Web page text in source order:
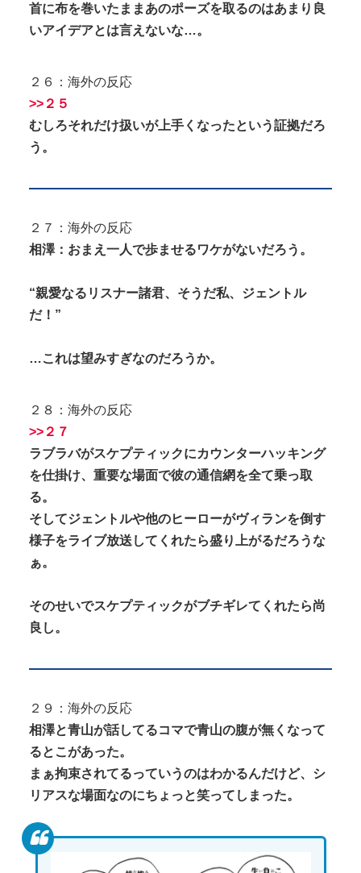
首に布を巻いたままあのポーズを取るのはあまり良
いアイデアとは言えないな…。
２６：海外の反応
>>２５
むしろそれだけ扱いが上手くなったという証拠だろ
う。
２７：海外の反応
相澤：おまえ一人で歩ませるワケがないだろう。
“親愛なるリスナー諸君、そうだ私、ジェントル
だ！”
…これは望みすぎなのだろうか。
２８：海外の反応
>>２７
ラブラバがスケプティックにカウンターハッキング
を仕掛け、重要な場面で彼の通信網を全て乗っ取
る。
そしてジェントルや他のヒーローがヴィランを倒す
様子をライブ放送してくれたら盛り上がるだろうな
ぁ。
そのせいでスケプティックがブチギレてくれたら尚
良し。
２９：海外の反応
相澤と青山が話してるコマで青山の腹が無くなって
るとこがあった。
まぁ拘束されてるっていうのはわかるんだけど、シ
リアスな場面なのにちょっと笑ってしまった。